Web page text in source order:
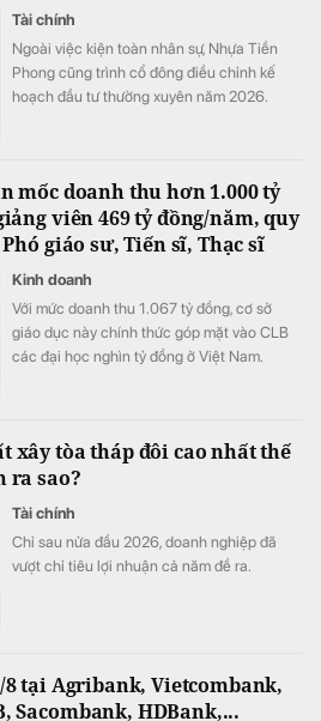
Tài chính
Ngoài việc kiện toàn nhân sự, Nhựa Tiền
Phong cũng trình cổ đông điều chỉnh kế
hoạch đầu tư thường xuyên năm 2026.
mốc doanh thu hơn 1.000 tỷ
viên 469 tỷ đồng/năm, quy
giáo sư, Tiến sĩ, Thạc sĩ
Kinh doanh
Với mức doanh thu 1.067 tỷ đồng, cơ sở
giáo dục này chính thức góp mặt vào CLB
các đại học nghìn tỷ đồng ở Việt Nam.
xây tòa tháp đôi cao nhất thế
ra sao?
Tài chính
Chỉ sau nửa đầu 2026, doanh nghiệp đã
vượt chỉ tiêu lợi nhuận cả năm đề ra.
tại Agribank, Vietcombank,
Sacombank, HDBank,...